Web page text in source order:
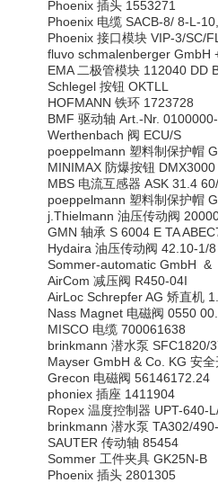
Phoenix 插头 1553271
Phoenix 电缆 SACB-8/ 8-L-
Phoenix 接口模块 VIP-3/SC/
fluvo schmalenberger GmbH
EMA 二极管模块 112040 DD
Schlegel 按钮 OKTLL
HOFMANN 铁环 1723728
BMF 驱动轴 Art.-Nr.
Werthenbach 阀 ECU/S
poeppelmann 塑料制保护帽
MINIMAX 防爆按钮
MBS 电流互感器 ASK 31.4
poeppelmann 塑料制保护帽
j.Thielmann 油压传动阀
GMN 轴承 S 6004 E TA
Hydaira 油压传动阀 42.10-1/
Sommer-automatic GmbH &
AirCom 减压阀 R450-04I
AirLoc Schrepfer AG 矫直机
Nass Magnet 电磁阀 0550
MISCO 电缆 700061638
brinkmann 潜水泵 SFC1820/
Mayser GmbH & Co. KG 安
Grecon 电磁阀 56146172.24
phoniex 插座 1411904
Ropex 温度控制器 UPT-640-
brinkmann 潜水泵 TA302/
SAUTER 传动轴 85454
Sommer 工件夹具 GK25N-B
Phoenix 插头 2801305